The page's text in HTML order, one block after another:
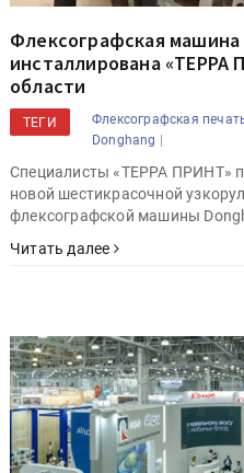
Флексографская машина
инсталлирована «ТЕРРА
области
ТЕГИ Флексографская
Donghang |
Специалисты «ТЕРРА ПРИНТ»
новой шестикрасочной
флексографской машины
Читать далее